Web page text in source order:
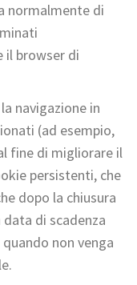
normalmente di
il browser di
navigazione in
(ad esempio,
fine di migliorare il
persistenti, che
dopo la chiusura
di scadenza
non venga